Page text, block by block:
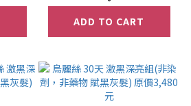
ADD TO CART